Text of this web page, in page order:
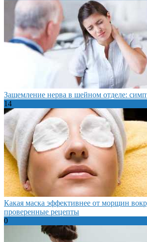
Защемление нерва в шейном отделе:
14
Какая маска эффективнее от морщин
проверенные рецепты
0